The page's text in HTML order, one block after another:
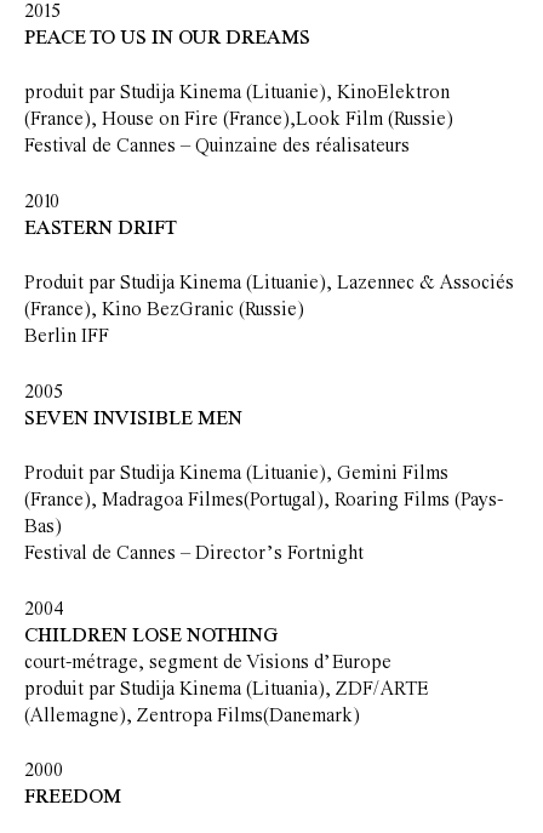
2015
PEACE TO US IN OUR DREAMS
produit par Studija Kinema (Lituanie), KinoElektron
(France), House on Fire (France),Look Film (Russie)
Festival de Cannes – Quinzaine des réalisateurs
2010
EASTERN DRIFT
Produit par Studija Kinema (Lituanie), Lazennec & Associés
(France), Kino BezGranic (Russie)
Berlin IFF
2005
SEVEN INVISIBLE MEN
Produit par Studija Kinema (Lituanie), Gemini Films
(France), Madragoa Filmes(Portugal), Roaring Films (Pays-
Bas)
Festival de Cannes – Director’s Fortnight
2004
CHILDREN LOSE NOTHING
court-métrage, segment de Visions d’Europe
produit par Studija Kinema (Lituania), ZDF/ARTE
(Allemagne), Zentropa Films(Danemark)
2000
FREEDOM